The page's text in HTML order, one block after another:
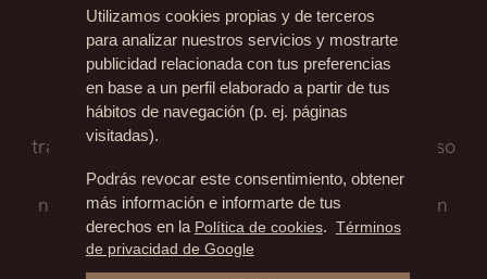
rinoplastia y desees realizarte una
rinomodelación previa “para ver cómo
quedaría”, es importante mencionar que a
nivel quirúrgico, no es lo mismo trabajar sobre
tejidos vírgenes que tejidos que se hayan visto
recomendación es que en caso de desear
hacerte una rinoplastia descartes el
tratamiento de rinomodelación.
necesaria una cirugía de nariz o rinoplastia.
pide una cita
Nuestro equipo médico te asesora sobre el
tratamiento que mejor se adapte a ti, el proceso
quirúrgico, los posibles riesgos y todo lo que
necesitas saber antes de afrontar una decisión
tan importante.
Utilizamos cookies propias y de terceros
para analizar nuestros servicios y mostrarte
publicidad relacionada con tus preferencias
en base a un perfil elaborado a partir de tus
hábitos de navegación (p. ej. páginas
visitadas).
Podrás revocar este consentimiento, obtener
más información e informarte de tus
derechos en la Política de cookies. Términos
de privacidad de Google